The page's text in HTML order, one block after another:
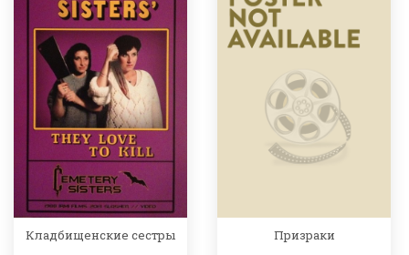
Кладбищенские сестры Призраки